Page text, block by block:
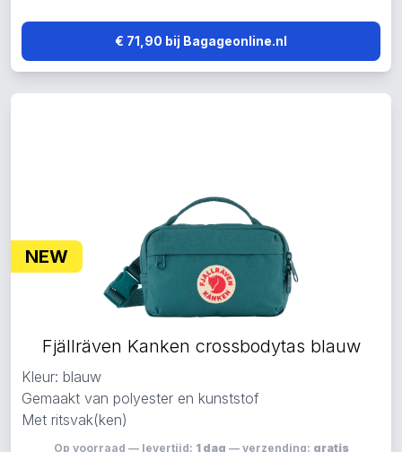
€ 71,90 bij Bagageonline.nl
NEW
Fjällräven Kanken crossbodytas blauw
Kleur: blauw
Gemaakt van polyester en kunststof
Met ritsvak(ken)
Op voorraad — levertijd: 1 dag — verzending: gratis